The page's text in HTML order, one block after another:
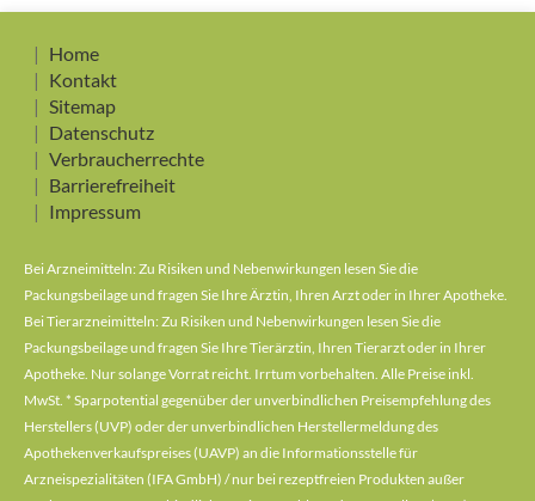
Home
Kontakt
Sitemap
Datenschutz
Verbraucherrechte
Barrierefreiheit
Impressum
Bei Arzneimitteln: Zu Risiken und Nebenwirkungen lesen Sie die
Packungsbeilage und fragen Sie Ihre Ärztin, Ihren Arzt oder in Ihrer Apotheke.
Bei Tierarzneimitteln: Zu Risiken und Nebenwirkungen lesen Sie die
Packungsbeilage und fragen Sie Ihre Tierärztin, Ihren Tierarzt oder in Ihrer
Apotheke. Nur solange Vorrat reicht. Irrtum vorbehalten. Alle Preise inkl.
MwSt. * Sparpotential gegenüber der unverbindlichen Preisempfehlung des
Herstellers (UVP) oder der unverbindlichen Herstellermeldung des
Apothekenverkaufspreises (UAVP) an die Informationsstelle für
Arzneispezialitäten (IFA GmbH) / nur bei rezeptfreien Produkten außer